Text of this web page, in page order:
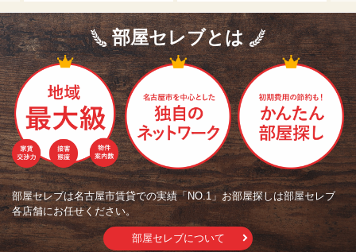
部屋セレブとは
部屋セレブは名古屋市賃貸での実績「NO.1」お部屋探しは部屋セレブ
各店舗にお任せください。
部屋セレブについて